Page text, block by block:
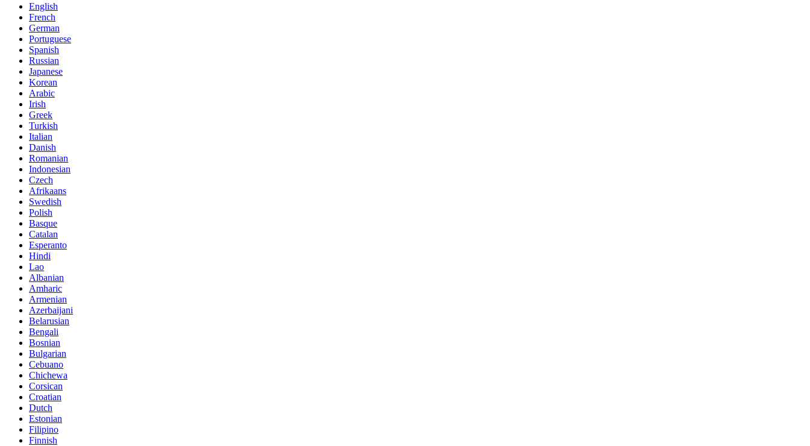
English
French
German
Portuguese
Spanish
Russian
Japanese
Korean
Arabic
Irish
Greek
Turkish
Italian
Danish
Romanian
Indonesian
Czech
Afrikaans
Swedish
Polish
Basque
Catalan
Esperanto
Hindi
Lao
Albanian
Amharic
Armenian
Azerbaijani
Belarusian
Bengali
Bosnian
Bulgarian
Cebuano
Chichewa
Corsican
Croatian
Dutch
Estonian
Filipino
Finnish